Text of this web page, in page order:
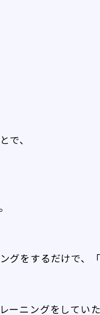
で、
グをするだけで、
ニングをしていた